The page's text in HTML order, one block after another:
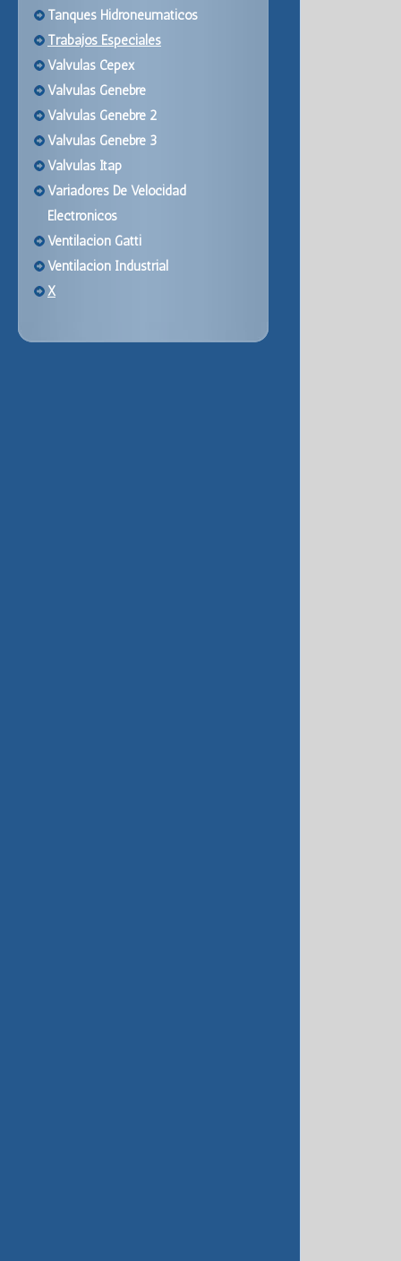
Tanques Hidroneumaticos
Trabajos Especiales
Valvulas Cepex
Valvulas Genebre
Valvulas Genebre 2
Valvulas Genebre 3
Valvulas Itap
Variadores De Velocidad
Electronicos
Ventilacion Gatti
Ventilacion Industrial
X